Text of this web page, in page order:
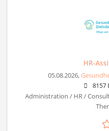
HR-
05.08.2026,
8157
Administration / HR /